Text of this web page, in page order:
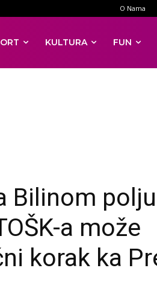
O Nama
KULTURA FUN
Bilinom
a može
korak ka